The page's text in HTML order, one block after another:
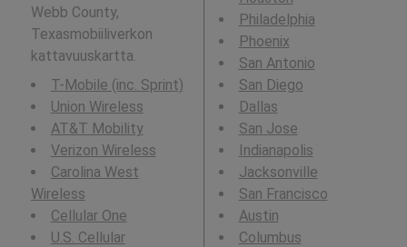
Webb County,
Texasmobiiliverkon
kattavuuskartta.
T-Mobile (inc. Sprint)
Union Wireless
AT&T Mobility
Verizon Wireless
Carolina West
Wireless
Cellular One
U.S. Cellular
Philadelphia
Phoenix
San Antonio
San Diego
Dallas
San Jose
Indianapolis
Jacksonville
San Francisco
Austin
Columbus